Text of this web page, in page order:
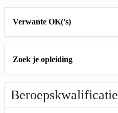
Verwante OK('s)
Zoek je opleiding
Beroepskwalificatie